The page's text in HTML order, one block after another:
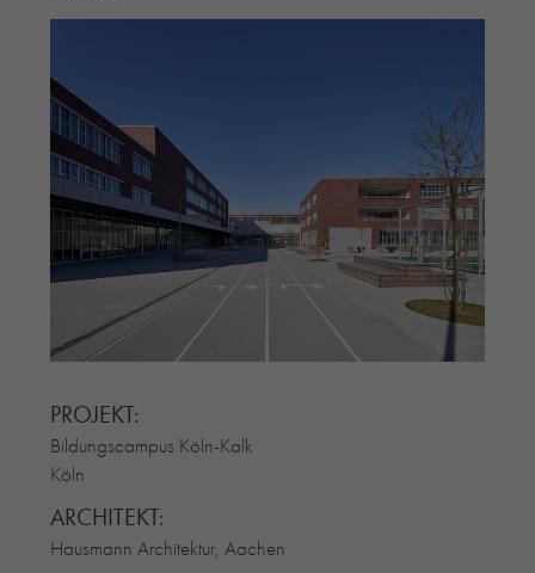
PETERSEN TEGL
RECYCLING-ZIEGEL
RE-USE-ZIEGEL
GLASUR-ZIEGEL
RE-USE-MÖRTEL
FASSADENPLANUNG (SCHWEIZ)
PRIVATKUNDEN
ÜBER UNS
BLOG
PROJEKT:
Bildungscampus Köln-Kalk
Köln
ARCHITEKT:
Hausmann Architektur, Aachen